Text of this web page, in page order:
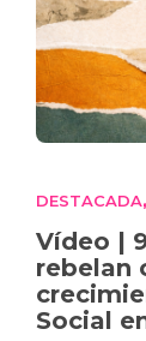
DESTACADA,
Vídeo |
rebelan
Social